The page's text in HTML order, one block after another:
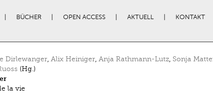
BÜCHER OPEN ACCESS AKTUELL KONTAKT
Dirlewanger, Alix Heiniger, Anja Rathmann-Lutz, Sonja
(Hg.)
la vie